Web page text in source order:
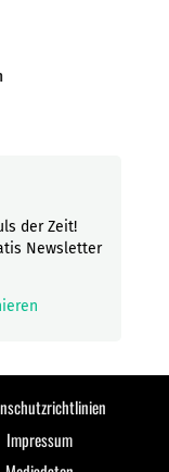
der Zeit!
Newsletter
Impressum